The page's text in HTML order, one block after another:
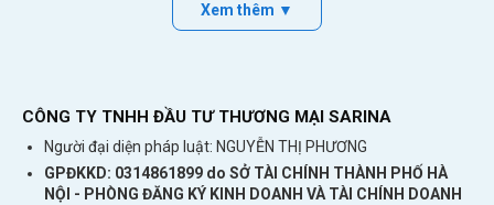
Xem thêm ▼
CÔNG TY TNHH ĐẦU TƯ THƯƠNG MẠI SARINA
Người đại diện pháp luật: NGUYỄN THỊ PHƯƠNG
GPĐKKD: 0314861899 do SỞ TÀI CHÍNH THÀNH PHỐ HÀ
NỘI - PHÒNG ĐĂNG KÝ KINH DOANH VÀ TÀI CHÍNH DOANH